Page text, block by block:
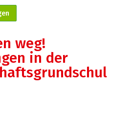
weg!
in der